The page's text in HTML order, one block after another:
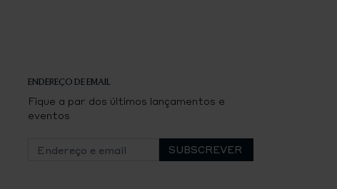
ENDEREÇO DE EMAIL
Fique a par dos últimos lançamentos e
eventos